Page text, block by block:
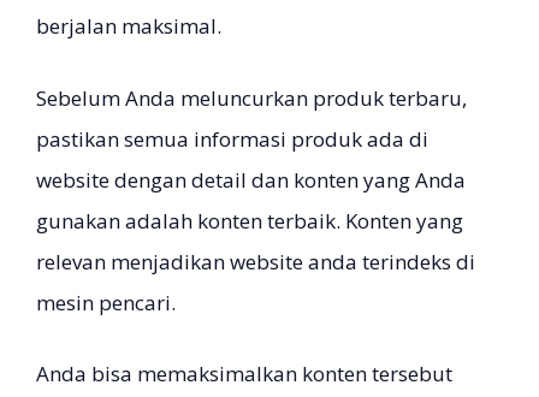
berjalan maksimal.
Sebelum Anda meluncurkan produk terbaru,
pastikan semua informasi produk ada di
website dengan detail dan konten yang Anda
gunakan adalah konten terbaik. Konten yang
relevan menjadikan website anda terindeks di
mesin pencari.
Anda bisa memaksimalkan konten tersebut